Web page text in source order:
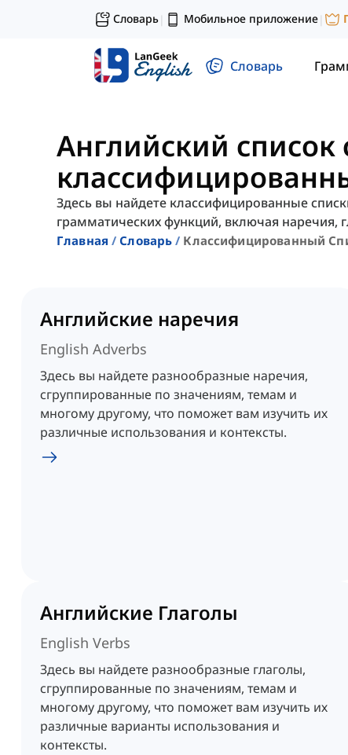
Словарь| Мобильное приложение|
Словарь
Английский список
Здесь вы найдете классифицированные
грамматических функций, включая наречия,
Главная Словарь Классифицированный
Английские наречия
English Adverbs
Здесь вы найдете разнообразные наречия,
сгруппированные по значениям, темам и
многому другому, что поможет вам изучить их
различные использования и контексты.
Английские Глаголы
English Verbs
Здесь вы найдете разнообразные глаголы,
сгруппированные по значениям, темам и
многому другому, что поможет вам изучить их
различные варианты использования и
контексты.